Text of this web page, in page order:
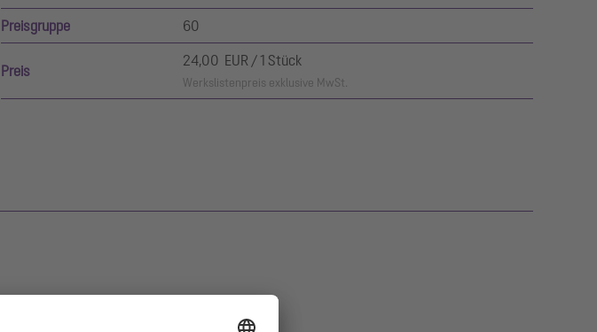
Preisgruppe 60
Preis
24,00 EUR / 1 Stück
Werkslistenpreis exklusive MwSt.